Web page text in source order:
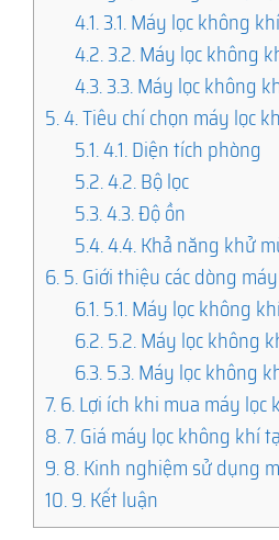
4.1.3.1. Máy lọc không
4.2.3.2. Máy lọc không
4.3.3.3. Máy lọc không
5.4. Tiêu chí chọn máy lọc
5.1.4.1. Diện tích phòng
5.2.4.2. Bộ lọc
5.3.4.3. Độ ồn
5.4.4.4. Khả năng khử
6.5. Giới thiệu các dòng
6.1.5.1. Máy lọc không
6.2.5.2. Máy lọc không
6.3.5.3. Máy lọc không
7.6. Lợi ích khi mua máy
8.7. Giá máy lọc không khí
9.8. Kinh nghiệm sử dụng
10.9. Kết luận